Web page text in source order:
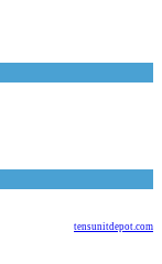
tensunitdepot.com